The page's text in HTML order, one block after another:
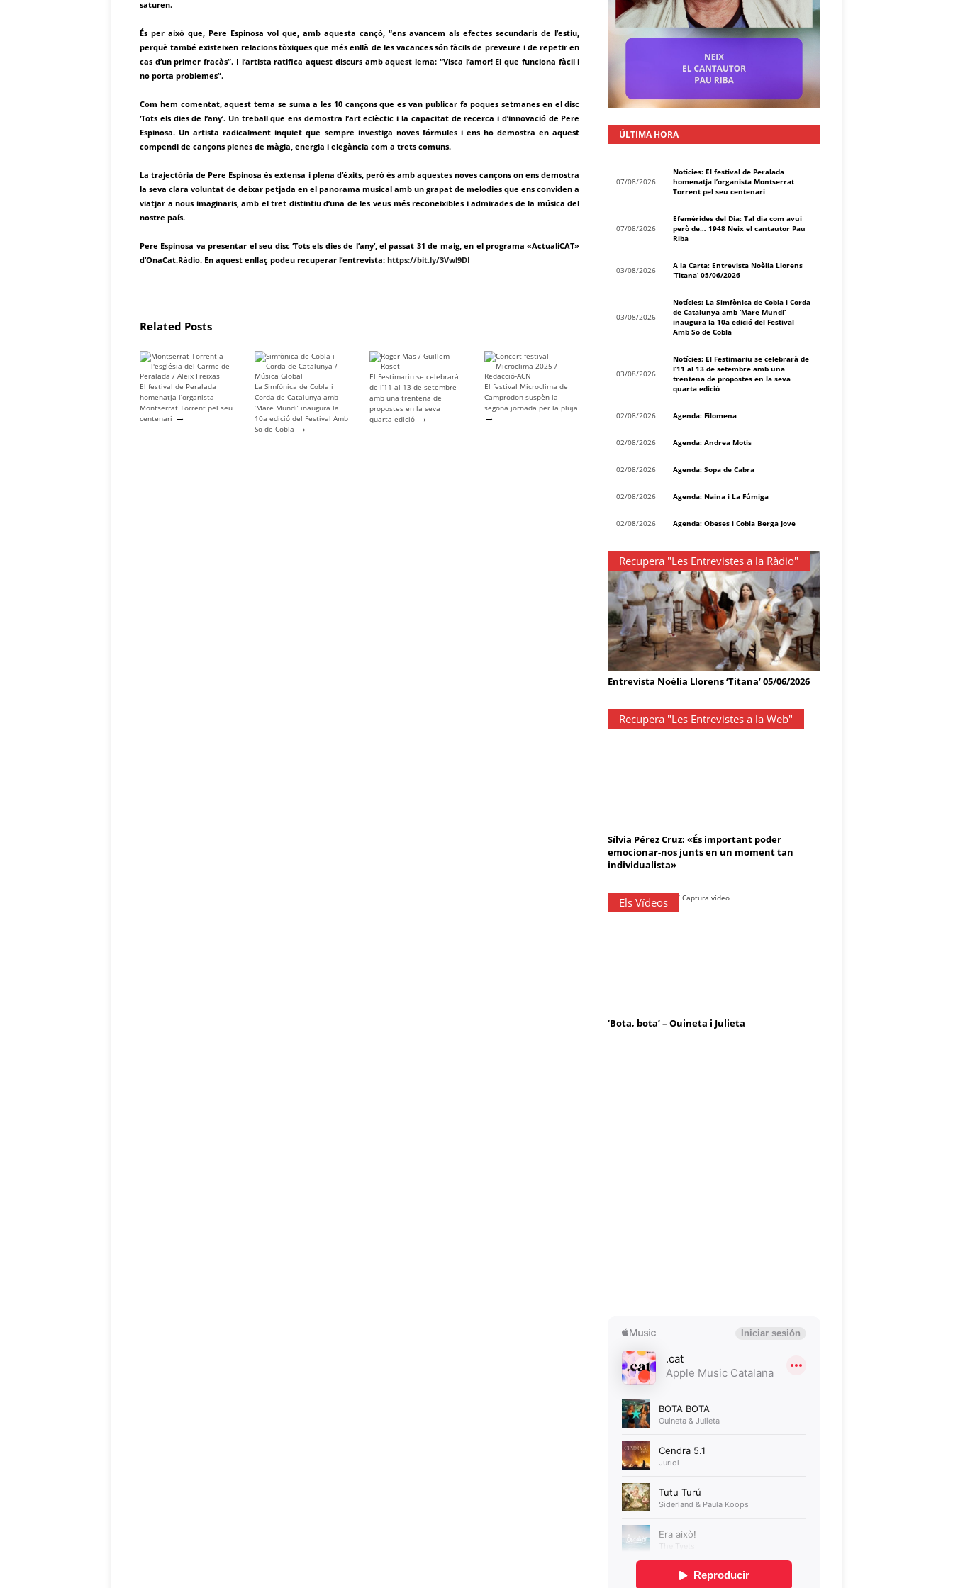
saturen.
És per això que, Pere Espinosa vol que, amb aquesta cançó, “ens avancem als efectes secundaris de l’estiu,
perquè també existeixen relacions tòxiques que més enllà de les vacances són fàcils de preveure i de repetir en
cas d’un primer fracàs”. I l’artista ratifica aquest discurs amb aquest lema: “Visca l’amor! El que funciona fàcil i
no porta problemes”.
Com hem comentat, aquest tema se suma a les 10 cançons que es van publicar fa poques setmanes en el disc
‘Tots els dies de l’any’. Un treball que ens demostra l’art eclèctic i la capacitat de recerca i d’innovació de Pere
Espinosa. Un artista radicalment inquiet que sempre investiga noves fórmules i ens ho demostra en aquest
compendi de cançons plenes de màgia, energia i elegància com a trets comuns.
La trajectòria de Pere Espinosa és extensa i plena d’èxits, però és amb aquestes noves cançons on ens demostra
la seva clara voluntat de deixar petjada en el panorama musical amb un grapat de melodies que ens conviden a
viatjar a nous imaginaris, amb el tret distintiu d’una de les veus més reconeixibles i admirades de la música del
nostre país.
Pere Espinosa va presentar el seu disc ‘Tots els dies de l’any’, el passat 31 de maig, en el programa «ActualiCAT»
d’OnaCat.Ràdio. En aquest enllaç podeu recuperar l’entrevista: https://bit.ly/3Vwl9DI
Related Posts
El festival de Peralada
homenatja l’organista
Montserrat Torrent pel seu
centenari →
La Simfònica de Cobla i
Corda de Catalunya amb
‘Mare Mundi’ inaugura la
10a edició del Festival Amb
So de Cobla →
El Festimariu se celebrarà
de l’11 al 13 de setembre
amb una trentena de
propostes en la seva
quarta edició →
El festival Microclima de
Camprodon suspèn la
segona jornada per la pluja
→
ÚLTIMA HORA
07/08/2026
Notícies: El festival de Peralada
homenatja l’organista Montserrat
Torrent pel seu centenari
07/08/2026
Efemèrides del Dia: Tal dia com avui
però de… 1948 Neix el cantautor Pau
Riba
03/08/2026
A la Carta: Entrevista Noèlia Llorens
‘Titana’ 05/06/2026
03/08/2026
Notícies: La Simfònica de Cobla i Corda
de Catalunya amb ‘Mare Mundi’
inaugura la 10a edició del Festival
Amb So de Cobla
03/08/2026
Notícies: El Festimariu se celebrarà de
l’11 al 13 de setembre amb una
trentena de propostes en la seva
quarta edició
02/08/2026 Agenda: Filomena
02/08/2026 Agenda: Andrea Motis
02/08/2026 Agenda: Sopa de Cabra
02/08/2026 Agenda: Naina i La Fúmiga
02/08/2026 Agenda: Obeses i Cobla Berga Jove
Recupera "Les Entrevistes a la Ràdio"
Entrevista Noèlia Llorens ‘Titana’ 05/06/2026
Recupera "Les Entrevistes a la Web"
Sílvia Pérez Cruz: «És important poder
emocionar-nos junts en un moment tan
individualista»
Els Vídeos
‘Bota, bota’ – Ouineta i Julieta